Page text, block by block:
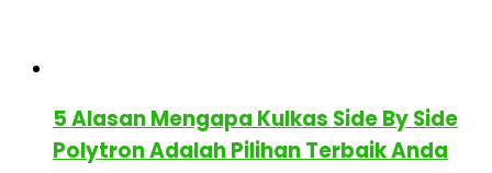
5 Alasan Mengapa Kulkas Side By Side
Polytron Adalah Pilihan Terbaik Anda